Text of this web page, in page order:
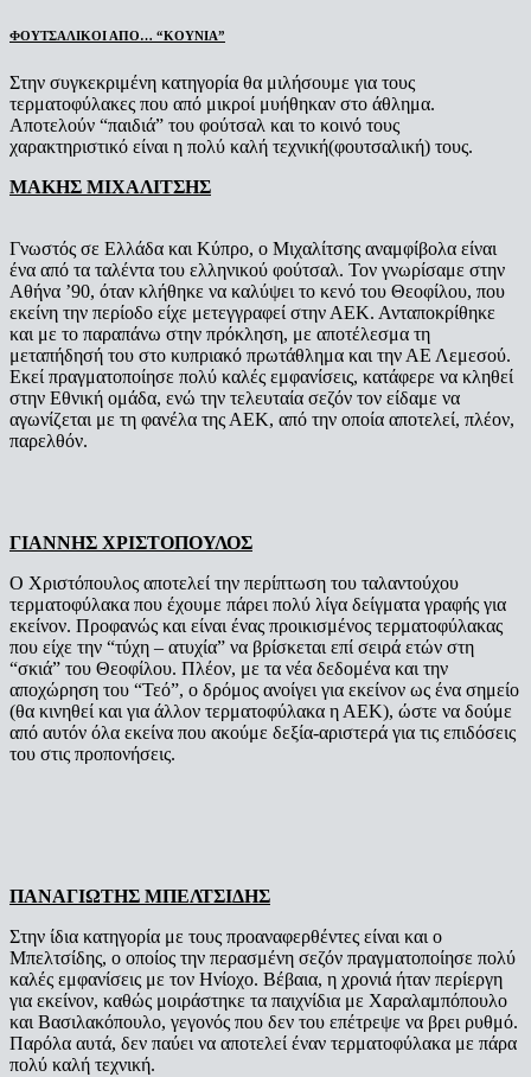
ΦΟΥΤΣΑΛΙΚΟΙ ΑΠΟ… “ΚΟΥΝΙΑ”
Στην συγκεκριμένη κατηγορία θα μιλήσουμε για τους
τερματοφύλακες που από μικροί μυήθηκαν στο άθλημα.
Αποτελούν “παιδιά” του φούτσαλ και το κοινό τους
χαρακτηριστικό είναι η πολύ καλή τεχνική(φουτσαλική) τους.
ΜΑΚΗΣ ΜΙΧΑΛΙΤΣΗΣ
Γνωστός σε Ελλάδα και Κύπρο, ο Μιχαλίτσης αναμφίβολα είναι
ένα από τα ταλέντα του ελληνικού φούτσαλ. Τον γνωρίσαμε στην
Αθήνα ’90, όταν κλήθηκε να καλύψει το κενό του Θεοφίλου, που
εκείνη την περίοδο είχε μετεγγραφεί στην ΑΕΚ. Ανταποκρίθηκε
και με το παραπάνω στην πρόκληση, με αποτέλεσμα τη
μεταπήδησή του στο κυπριακό πρωτάθλημα και την ΑΕ Λεμεσού.
Εκεί πραγματοποίησε πολύ καλές εμφανίσεις, κατάφερε να κληθεί
στην Εθνική ομάδα, ενώ την τελευταία σεζόν τον είδαμε να
αγωνίζεται με τη φανέλα της ΑΕΚ, από την οποία αποτελεί, πλέον,
παρελθόν.
ΓΙΑΝΝΗΣ ΧΡΙΣΤΟΠΟΥΛΟΣ
Ο Χριστόπουλος αποτελεί την περίπτωση του ταλαντούχου
τερματοφύλακα που έχουμε πάρει πολύ λίγα δείγματα γραφής για
εκείνον. Προφανώς και είναι ένας προικισμένος τερματοφύλακας
που είχε την “τύχη – ατυχία” να βρίσκεται επί σειρά ετών στη
“σκιά” του Θεοφίλου. Πλέον, με τα νέα δεδομένα και την
αποχώρηση του “Τεό”, ο δρόμος ανοίγει για εκείνον ως ένα σημείο
(θα κινηθεί και για άλλον τερματοφύλακα η ΑΕΚ), ώστε να δούμε
από αυτόν όλα εκείνα που ακούμε δεξία-αριστερά για τις επιδόσεις
του στις προπονήσεις.
ΠΑΝΑΓΙΩΤΗΣ ΜΠΕΛΤΣΙΔΗΣ
Στην ίδια κατηγορία με τους προαναφερθέντες είναι και ο
Μπελτσίδης, ο οποίος την περασμένη σεζόν πραγματοποίησε πολύ
καλές εμφανίσεις με τον Ηνίοχο. Βέβαια, η χρονιά ήταν περίεργη
για εκείνον, καθώς μοιράστηκε τα παιχνίδια με Χαραλαμπόπουλο
και Βασιλακόπουλο, γεγονός που δεν του επέτρεψε να βρει ρυθμό.
Παρόλα αυτά, δεν παύει να αποτελεί έναν τερματοφύλακα με πάρα
πολύ καλή τεχνική.